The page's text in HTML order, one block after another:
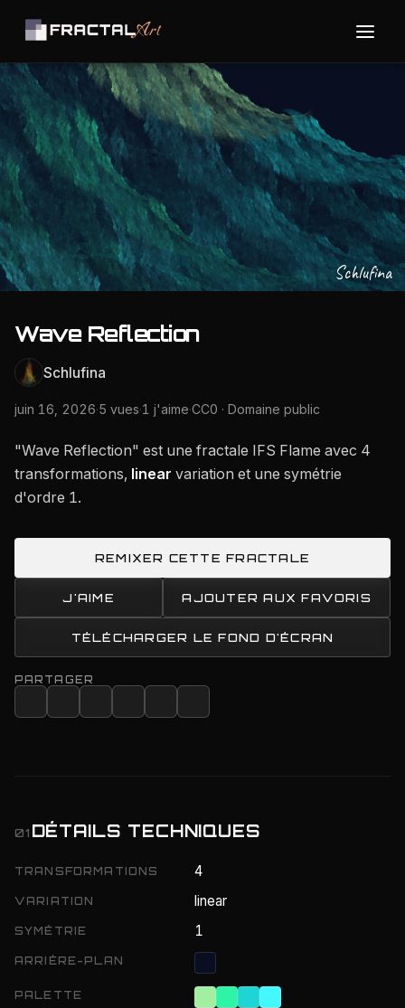
Schlufina
Wave Reflection
Schlufina
juin 16, 2026·5 vues·1 j'aime·CC0 · Domaine public
"Wave Reflection" est une fractale IFS Flame avec 4
transformations, linear variation et une symétrie
d'ordre 1.
REMIXER CETTE FRACTALE
J'AIME AJOUTER AUX FAVORIS
TÉLÉCHARGER LE FOND D'ÉCRAN
PARTAGER
01 DÉTAILS TECHNIQUES
TRANSFORMATIONS 4
VARIATION linear
SYMÉTRIE 1
ARRIÈRE-PLAN
PALETTE